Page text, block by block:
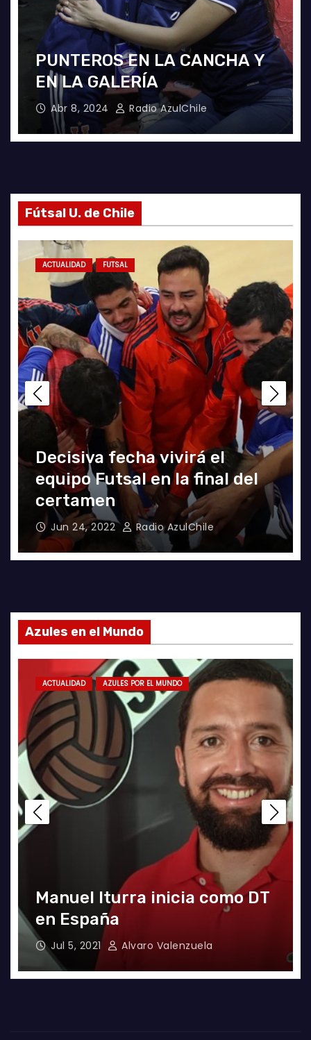
PUNTEROS EN LA CANCHA Y
EN LA GALERÍA
Abr 8, 2024 Radio AzulChile
Fútsal U. de Chile
ACTUALIDAD FUTSAL
Decisiva fecha vivirá el
equipo Futsal en la final del
certamen
Jun 24, 2022 Radio AzulChile
Azules en el Mundo
ACTUALIDAD AZULES POR EL MUNDO
Manuel Iturra inicia como DT
en España
Jul 5, 2021 Alvaro Valenzuela